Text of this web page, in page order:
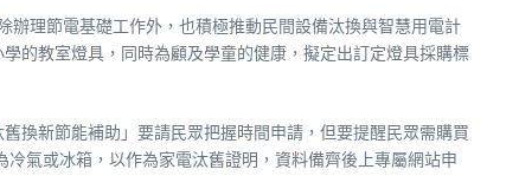
理節電基礎工作外，也積極推動民間設備汰換與智慧用電計
的教室燈具，同時為顧及學童的健康，擬定出訂定燈具採購標
換新節能補助」要請民眾把握時間申請，但要提醒民眾需購買
氣或冰箱，以作為家電汰舊證明，資料備齊後上專屬網站申